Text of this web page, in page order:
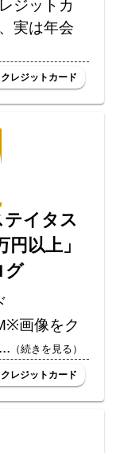
ジットカ
実は年会
クレジットカード
イタス
以上」
グ
画像をク
（続きを見る）
クレジットカード